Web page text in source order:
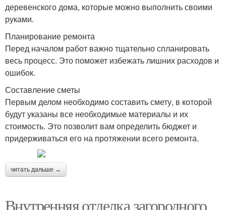
деревенского дома, которые можно выполнить своими
руками.
Планирование ремонта
Перед началом работ важно тщательно спланировать
весь процесс. Это поможет избежать лишних расходов и
ошибок.
Составление сметы
Первым делом необходимо составить смету, в которой
будут указаны все необходимые материалы и их
стоимость. Это позволит вам определить бюджет и
придерживаться его на протяжении всего ремонта.
читать дальше →
Внутренняя отделка загородного